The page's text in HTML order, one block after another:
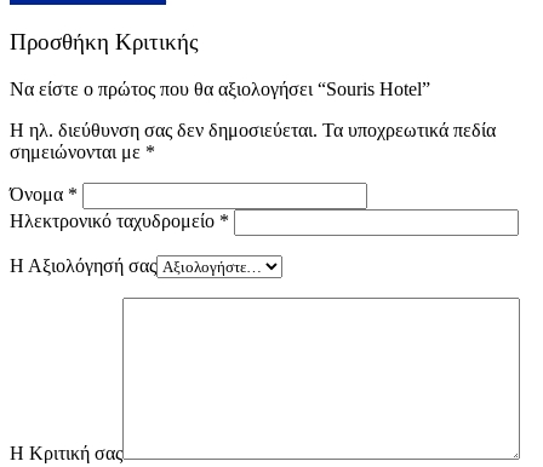
Προσθήκη Κριτικής
Να είστε ο πρώτος που θα αξιολογήσει “Souris Hotel”
Η ηλ. διεύθυνση σας δεν δημοσιεύεται. Τα υποχρεωτικά πεδία
σημειώνονται με *
Όνομα *
Ηλεκτρονικό ταχυδρομείο *
Η Αξιολόγησή σας
Η Κριτική σας